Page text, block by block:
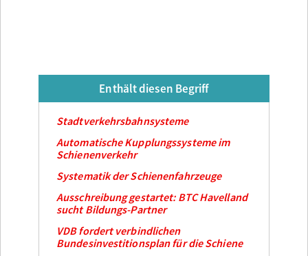
Enthält diesen Begriff
Stadtverkehrsbahnsysteme
Automatische Kupplungssysteme im
Schienenverkehr
Systematik der Schienenfahrzeuge
Ausschreibung gestartet: BTC Havelland
sucht Bildungs-Partner
VDB fordert verbindlichen
Bundesinvestitionsplan für die Schiene